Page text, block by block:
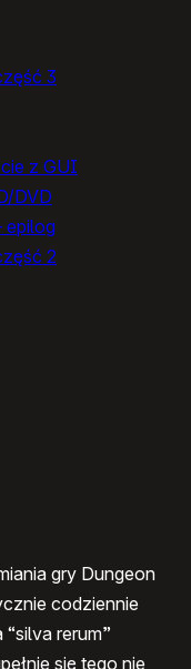
3
z GUI
DVD
epilog
2
gry Dungeon
codziennie
rerum”
się tego nie